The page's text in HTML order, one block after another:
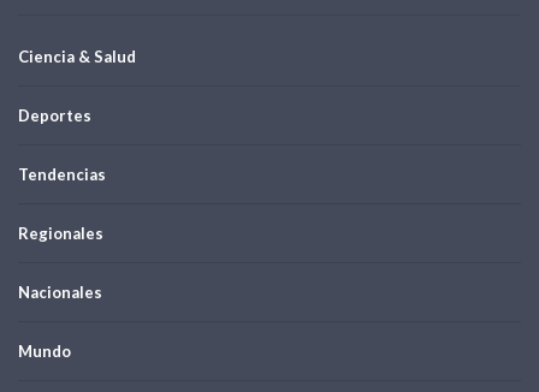
Ciencia & Salud
Deportes
Tendencias
Regionales
Nacionales
Mundo